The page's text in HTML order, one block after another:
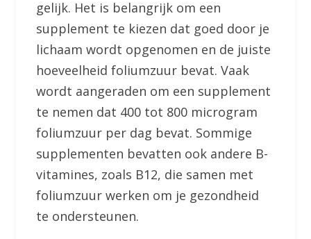
gelijk. Het is belangrijk om een
supplement te kiezen dat goed door je
lichaam wordt opgenomen en de juiste
hoeveelheid foliumzuur bevat. Vaak
wordt aangeraden om een supplement
te nemen dat 400 tot 800 microgram
foliumzuur per dag bevat. Sommige
supplementen bevatten ook andere B-
vitamines, zoals B12, die samen met
foliumzuur werken om je gezondheid
te ondersteunen.